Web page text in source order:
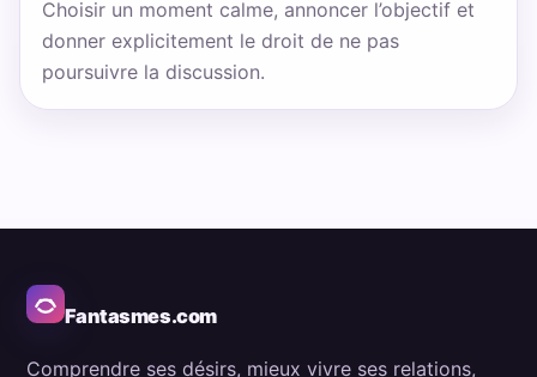
Choisir un moment calme, annoncer l’objectif et
donner explicitement le droit de ne pas
poursuivre la discussion.
Fantasmes.com
Comprendre ses désirs, mieux vivre ses relations,